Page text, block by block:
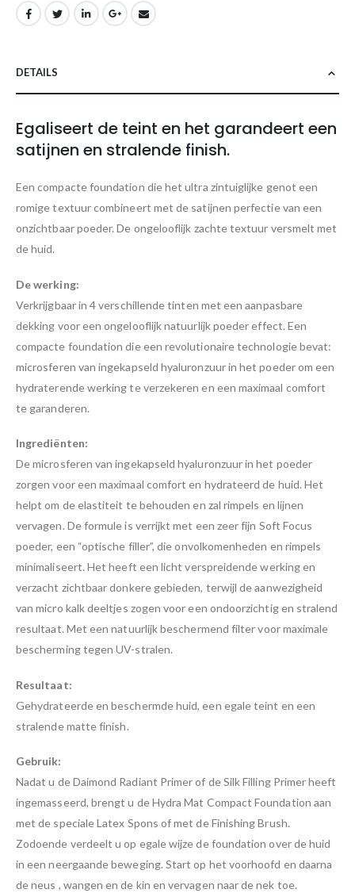
DETAILS
Egaliseert de teint en het garandeert een
satijnen en stralende finish.
Een compacte foundation die het ultra zintuiglijke genot een
romige textuur combineert met de satijnen perfectie van een
onzichtbaar poeder. De ongelooflijk zachte textuur versmelt met
de huid.
De werking:
Verkrijgbaar in 4 verschillende tinten met een aanpasbare
dekking voor een ongelooflijk natuurlijk poeder effect. Een
compacte foundation die een revolutionaire technologie bevat:
microsferen van ingekapseld hyaluronzuur in het poeder om een
hydraterende werking te verzekeren en een maximaal comfort
te garanderen.
Ingrediënten:
De microsferen van ingekapseld hyaluronzuur in het poeder
zorgen voor een maximaal comfort en hydrateerd de huid. Het
helpt om de elastiteit te behouden en zal rimpels en lijnen
vervagen. De formule is verrijkt met een zeer fijn Soft Focus
poeder, een “optische filler”, die onvolkomenheden en rimpels
minimaliseert. Het heeft een licht verspreidende werking en
verzacht zichtbaar donkere gebieden, terwijl de aanwezigheid
van micro kalk deeltjes zogen voor een ondoorzichtig en stralend
resultaat. Met een natuurlijk beschermend filter voor maximale
bescherming tegen UV-stralen.
Resultaat:
Gehydrateerde en beschermde huid, een egale teint en een
stralende matte finish.
Gebruik:
Nadat u de Daimond Radiant Primer of de Silk Filling Primer heeft
ingemasseerd, brengt u de Hydra Mat Compact Foundation aan
met de speciale Latex Spons of met de Finishing Brush.
Zodoende verdeelt u op egale wijze de foundation over de huid
in een neergaande beweging. Start op het voorhoofd en daarna
de neus , wangen en de kin en vervagen naar de nek toe.